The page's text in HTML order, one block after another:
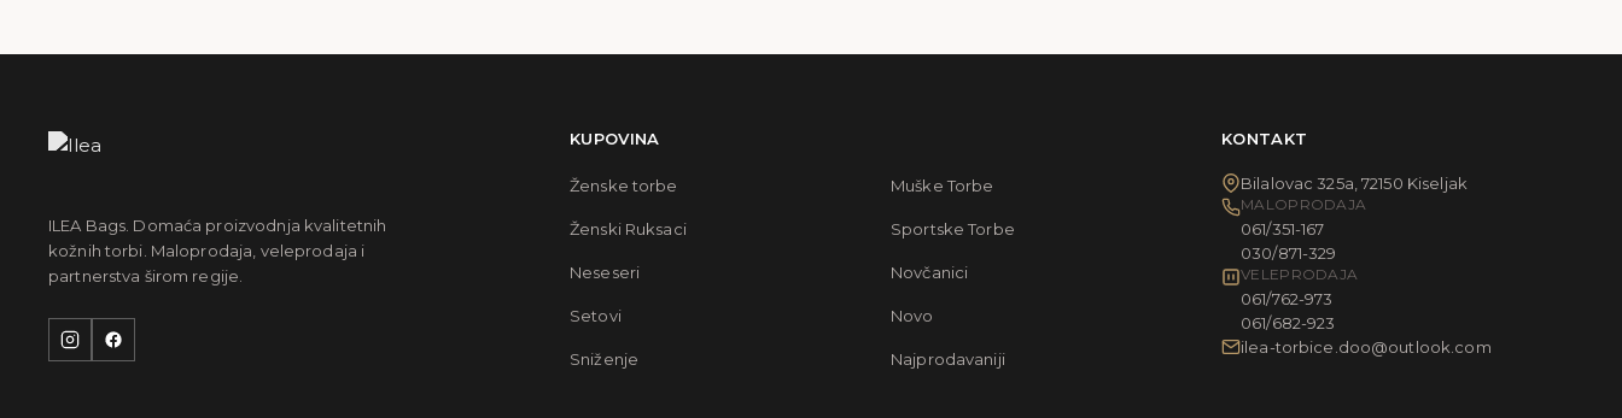
ILEA Bags. Domaća proizvodnja kvalitetnih
kožnih torbi. Maloprodaja, veleprodaja i
partnerstva širom regije.
KUPOVINA
Ženske torbe Muške Torbe
Ženski Ruksaci Sportske Torbe
Neseseri Novčanici
Setovi Novo
Sniženje Najprodavaniji
KONTAKT
Bilalovac 325a, 72150 Kiseljak
MALOPRODAJA
061/351-167
030/871-329
VELEPRODAJA
061/762-973
061/682-923
ilea-torbice.doo@outlook.com